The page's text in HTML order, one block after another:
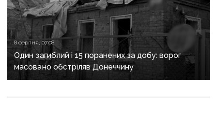
8 серпня, 07:08
Один загиблий і 15 поранених за добу: ворог
масовано обстріляв Донеччину